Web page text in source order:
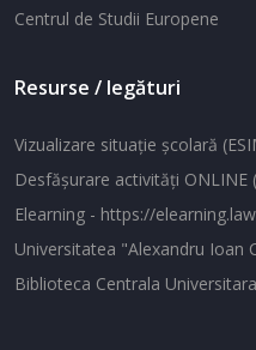
Centrul de Studii Europene
Resurse / legături
Vizualizare situaţie şcolară
Desfăşurare activităţi ONLINE
Elearning - https://
Universitatea "Alexandru Ioan
Biblioteca Centrala Universitara